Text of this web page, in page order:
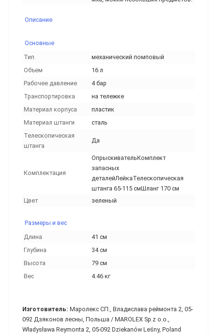
Описание
Основные
Тип
механический помповый
Объем
16 л
Рабочее давление
4 бар
Транспортировка
на тележке
Материал корпуса
пластик
Материал штанги
сталь
Телескопическая
штанга
Да
Комплектация
ОпрыскивательКомплект
запасных
деталейЛейкаТелескопическая
штанга 65-115 смШланг 170 см
Цвет
зеленый
Размеры и вес
Длина
41 см
Глубина
34 см
Высота
79 см
Вес
4.46 кг
Изготовитель: Маролекс СП., Владислава реймонта 2, 05-
092 Дзяконов лесны, Польша / MAROLEX Sp.z o.o.,
Władysława Reymonta 2, 05-092 Dziekanów Leśny, Poland